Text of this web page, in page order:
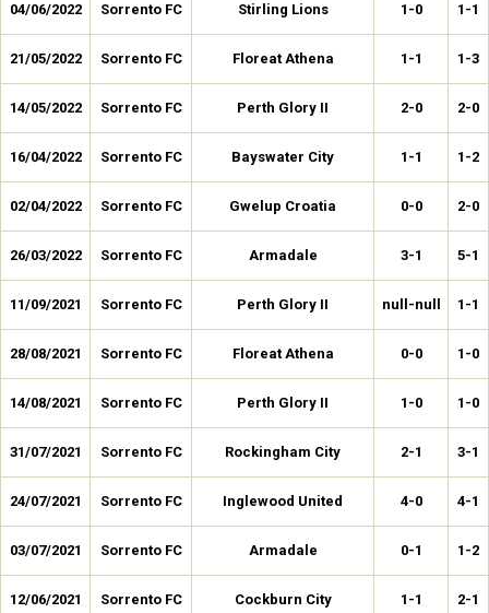
04/06/2022 Sorrento FC Stirling Lions 1-0 1-1
21/05/2022 Sorrento FC Floreat Athena 1-1 1-3
14/05/2022 Sorrento FC Perth Glory II 2-0 2-0
16/04/2022 Sorrento FC Bayswater City 1-1 1-2
02/04/2022 Sorrento FC Gwelup Croatia 0-0 2-0
26/03/2022 Sorrento FC Armadale 3-1 5-1
11/09/2021 Sorrento FC Perth Glory II null-null 1-1
28/08/2021 Sorrento FC Floreat Athena 0-0 1-0
14/08/2021 Sorrento FC Perth Glory II 1-0 1-0
31/07/2021 Sorrento FC Rockingham City 2-1 3-1
24/07/2021 Sorrento FC Inglewood United 4-0 4-1
03/07/2021 Sorrento FC Armadale 0-1 1-2
12/06/2021 Sorrento FC Cockburn City 1-1 2-1